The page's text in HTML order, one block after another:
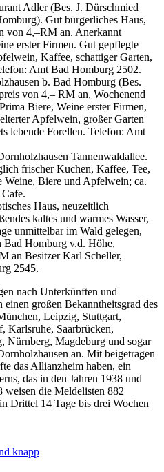
Adler (Bes. J. Dürschmied
Gut bürgerliches Haus,
von 4,–RM an. Anerkannt
erster Firmen. Gut gepflegte
Kaffee, schattiger Garten,
Amt Bad Homburg 2502.
b. Bad Homburg (Bes.
von 4,– RM an, Wochenend
Biere, Weine erster Firmen,
Apfelwein, großer Garten
lebende Forellen. Telefon: Amt
Tannenwaldallee.
frischer Kuchen, Kaffee, Tee,
Weine, Biere und Apfelwein; ca.
Haus, neuzeitlich
kaltes und warmes Wasser,
unmittelbar im Wald gelegen,
Bad Homburg v.d. Höhe,
an Besitzer Karl Scheller,
2545.
nach Unterkünften und
großen Bekanntheitsgrad des
Leipzig, Stuttgart,
Karlsruhe, Saarbrücken,
Nürnberg, Magdeburg und sogar
an. Mit beigetragen
das Allianzheim haben, ein
das in den Jahren 1938 und
weisen die Meldelisten 882
Drittel 14 Tage bis drei Wochen
knapp